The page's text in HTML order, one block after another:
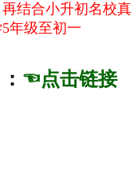
结合小升初名校真
年级至初一
☜点击链接